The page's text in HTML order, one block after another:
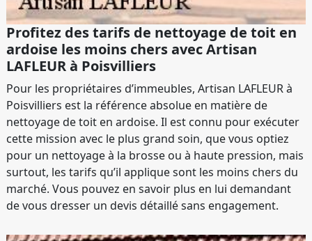
Profitez des tarifs de nettoyage de toit en
ardoise les moins chers avec Artisan
LAFLEUR à Poisvilliers
Pour les propriétaires d’immeubles, Artisan LAFLEUR à
Poisvilliers est la référence absolue en matière de
nettoyage de toit en ardoise. Il est connu pour exécuter
cette mission avec le plus grand soin, que vous optiez
pour un nettoyage à la brosse ou à haute pression, mais
surtout, les tarifs qu’il applique sont les moins chers du
marché. Vous pouvez en savoir plus en lui demandant
de vous dresser un devis détaillé sans engagement.